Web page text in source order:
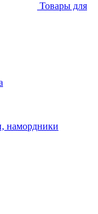
Товары для
намордники